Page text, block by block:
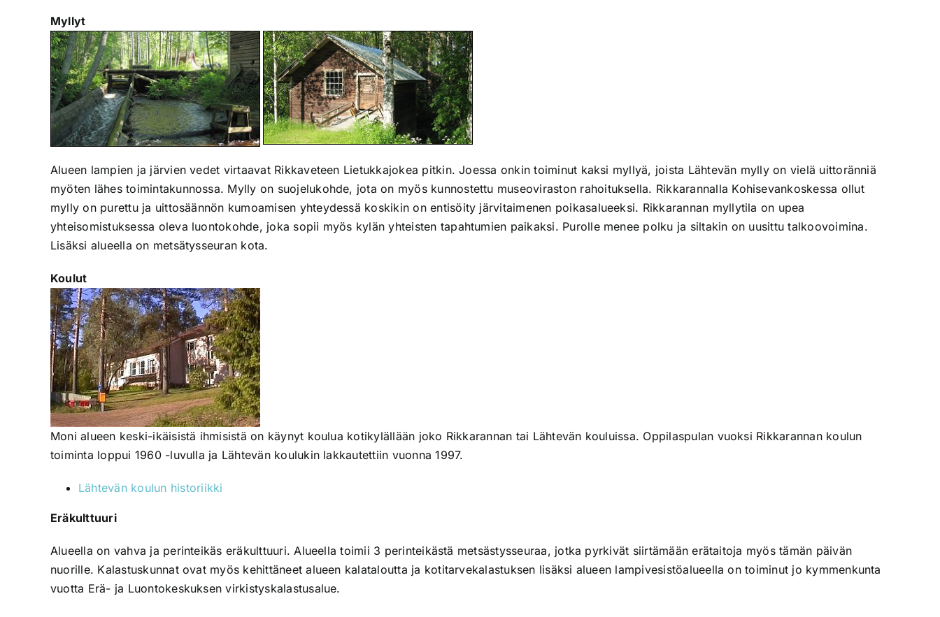
Myllyt
Alueen lampien ja järvien vedet virtaavat Rikkaveteen Lietukkajokea pitkin. Joessa onkin toiminut kaksi myllyä, joista Lähtevän mylly on vielä uittoränniä
myöten lähes toimintakunnossa. Mylly on suojelukohde, jota on myös kunnostettu museoviraston rahoituksella. Rikkarannalla Kohisevankoskessa ollut
mylly on purettu ja uittosäännön kumoamisen yhteydessä koskikin on entisöity järvitaimenen poikasalueeksi. Rikkarannan myllytila on upea
yhteisomistuksessa oleva luontokohde, joka sopii myös kylän yhteisten tapahtumien paikaksi. Purolle menee polku ja siltakin on uusittu talkoovoimina.
Lisäksi alueella on metsätysseuran kota.
Koulut
Moni alueen keski-ikäisistä ihmisistä on käynyt koulua kotikylällään joko Rikkarannan tai Lähtevän kouluissa. Oppilaspulan vuoksi Rikkarannan koulun
toiminta loppui 1960 -luvulla ja Lähtevän koulukin lakkautettiin vuonna 1997.
Lähtevän koulun historiikki
Eräkulttuuri
Alueella on vahva ja perinteikäs eräkulttuuri. Alueella toimii 3 perinteikästä metsästysseuraa, jotka pyrkivät siirtämään erätaitoja myös tämän päivän
nuorille. Kalastuskunnat ovat myös kehittäneet alueen kalataloutta ja kotitarvekalastuksen lisäksi alueen lampivesistöalueella on toiminut jo kymmenkunta
vuotta Erä- ja Luontokeskuksen virkistyskalastusalue.